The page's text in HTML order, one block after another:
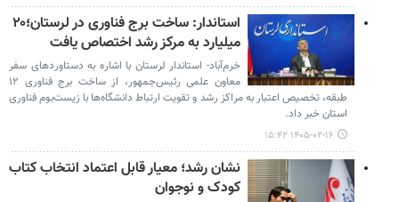
استاندار: ساخت برج فناوری در لرستان؛۲۰
میلیارد به مرکز رشد اختصاص یافت
خرم‌آباد- استاندار لرستان با اشاره به دستاوردهای سفر
معاون علمی رئیس‌جمهور، از ساخت برج فناوری ۱۲
طبقه، تخصیص اعتبار به مراکز رشد و تقویت ارتباط دانشگاه‌ها با زیست‌بوم فناوری
استان خبر داد.
۱۴۰۵-۰۲-۱۶ ۱۵:۴۲
نشان رشد؛ معیار قابل اعتماد انتخاب کتاب
کودک و نوجوان